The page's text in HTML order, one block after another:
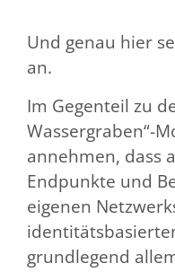
Und genau hier
an.
Im Gegenteil zu
Wassergraben“-
annehmen, dass
Endpunkte und
eigenen
grundlegend